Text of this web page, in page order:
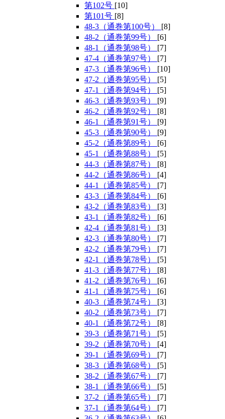
第102号 [10]
第101号 [8]
48-3（通巻第100号） [8]
48-2（通巻第99号） [6]
48-1（通巻第98号） [7]
47-4（通巻第97号） [7]
47-3（通巻第96号） [10]
47-2（通巻第95号） [5]
47-1（通巻第94号） [5]
46-3（通巻第93号） [9]
46-2（通巻第92号） [8]
46-1（通巻第91号） [9]
45-3（通巻第90号） [9]
45-2（通巻第89号） [6]
45-1（通巻第88号） [5]
44-3（通巻第87号） [8]
44-2（通巻第86号） [4]
44-1（通巻第85号） [7]
43-3（通巻第84号） [6]
43-2（通巻第83号） [3]
43-1（通巻第82号） [6]
42-4（通巻第81号） [3]
42-3（通巻第80号） [7]
42-2（通巻第79号） [7]
42-1（通巻第78号） [5]
41-3（通巻第77号） [8]
41-2（通巻第76号） [6]
41-1（通巻第75号） [6]
40-3（通巻第74号） [3]
40-2（通巻第73号） [7]
40-1（通巻第72号） [8]
39-3（通巻第71号） [5]
39-2（通巻第70号） [4]
39-1（通巻第69号） [7]
38-3（通巻第68号） [5]
38-2（通巻第67号） [7]
38-1（通巻第66号） [5]
37-2（通巻第65号） [7]
37-1（通巻第64号） [7]